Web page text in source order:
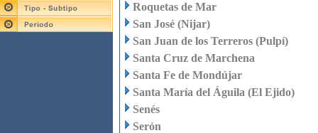
Roquetas de Mar
San José (Nijar)
San Juan de los Terreros (Pulpí)
Santa Cruz de Marchena
Santa Fe de Mondújar
Santa María del Águila (El Ejido)
Senés
Serón